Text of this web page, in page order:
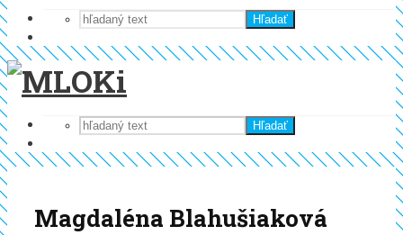
Hľadať
Hľadať
Magdaléna Blahušiaková